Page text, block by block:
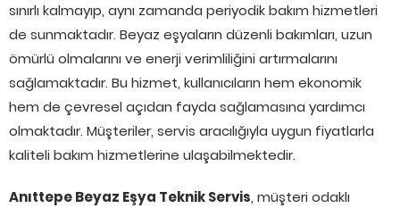
sınırlı kalmayıp, aynı zamanda periyodik bakım hizmetleri
de sunmaktadır. Beyaz eşyaların düzenli bakımları, uzun
ömürlü olmalarını ve enerji verimliliğini artırmalarını
sağlamaktadır. Bu hizmet, kullanıcıların hem ekonomik
hem de çevresel açıdan fayda sağlamasına yardımcı
olmaktadır. Müşteriler, servis aracılığıyla uygun fiyatlarla
kaliteli bakım hizmetlerine ulaşabilmektedir.
Anıttepe Beyaz Eşya Teknik Servis, müşteri odaklı